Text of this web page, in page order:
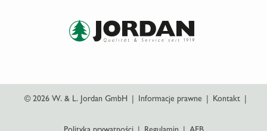
© 2026 W. & L. Jordan GmbH Informacje prawne Kontakt